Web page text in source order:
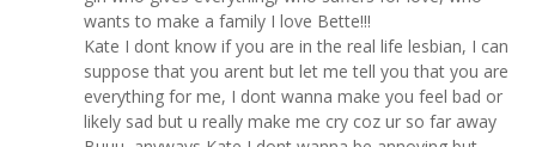
wants to make a family I love Bette!!!
Kate I dont know if you are in the real life lesbian, I can
suppose that you arent but let me tell you that you are
everything for me, I dont wanna make you feel bad or
likely sad but u really make me cry coz ur so far away